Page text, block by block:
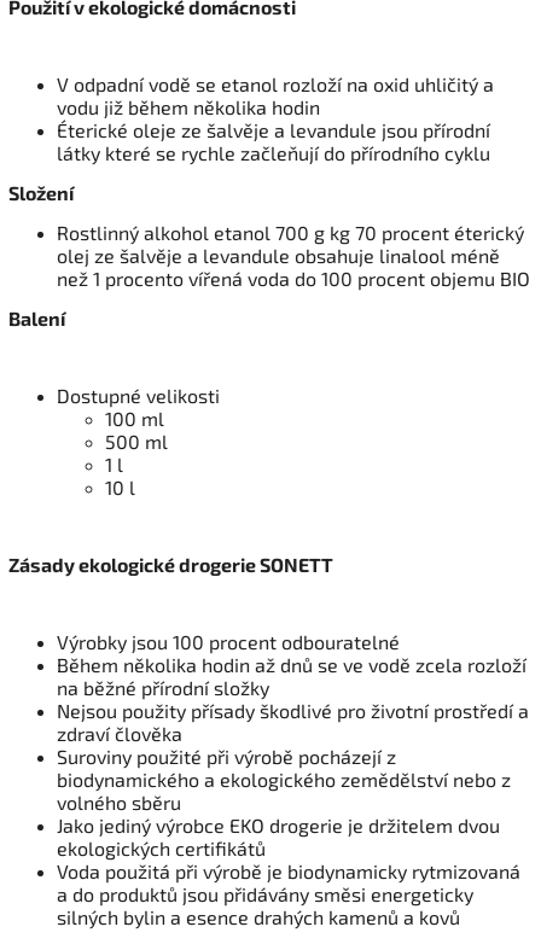
Použití v ekologické domácnosti
V odpadní vodě se etanol rozloží na oxid uhličitý a
vodu již během několika hodin
Éterické oleje ze šalvěje a levandule jsou přírodní
látky které se rychle začleňují do přírodního cyklu
Složení
Rostlinný alkohol etanol 700 g kg 70 procent éterický
olej ze šalvěje a levandule obsahuje linalool méně
než 1 procento vířená voda do 100 procent objemu BIO
Balení
Dostupné velikosti
100 ml
500 ml
1 l
10 l
Zásady ekologické drogerie SONETT
Výrobky jsou 100 procent odbouratelné
Během několika hodin až dnů se ve vodě zcela rozloží
na běžné přírodní složky
Nejsou použity přísady škodlivé pro životní prostředí a
zdraví člověka
Suroviny použité při výrobě pocházejí z
biodynamického a ekologického zemědělství nebo z
volného sběru
Jako jediný výrobce EKO drogerie je držitelem dvou
ekologických certifikátů
Voda použitá při výrobě je biodynamicky rytmizovaná
a do produktů jsou přidávány směsi energeticky
silných bylin a esence drahých kamenů a kovů